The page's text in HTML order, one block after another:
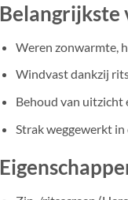
Belangrijkste
Weren zonwarmte,
Windvast dankzij
Behoud van uitzicht
Strak weggewerkt